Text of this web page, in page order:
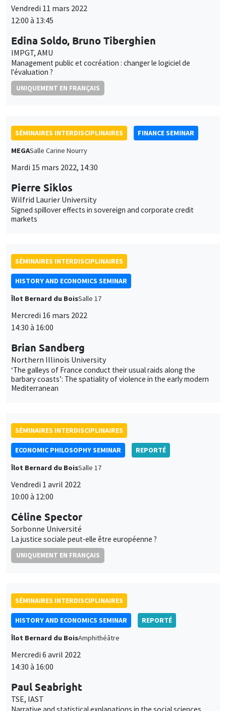
Vendredi 11 mars 2022
12:00 à 13:45
Edina Soldo, Bruno Tiberghien
IMPGT, AMU
Management public et cocréation : changer le logiciel de
l'évaluation ?
UNIQUEMENT EN FRANÇAIS
SÉMINAIRES INTERDISCIPLINAIRES
FINANCE SEMINAR
MEGASalle Carine Nourry
Mardi 15 mars 2022, 14:30
Pierre Siklos
Wilfrid Laurier University
Signed spillover effects in sovereign and corporate credit
markets
SÉMINAIRES INTERDISCIPLINAIRES
HISTORY AND ECONOMICS SEMINAR
Îlot Bernard du BoisSalle 17
Mercredi 16 mars 2022
14:30 à 16:00
Brian Sandberg
Northern Illinois University
‘The galleys of France conduct their usual raids along the
barbary coasts’: The spatiality of violence in the early modern
Mediterranean
SÉMINAIRES INTERDISCIPLINAIRES
ECONOMIC PHILOSOPHY SEMINAR
REPORTÉ
Îlot Bernard du BoisSalle 17
Vendredi 1 avril 2022
10:00 à 12:00
Céline Spector
Sorbonne Université
La justice sociale peut-elle être européenne ?
UNIQUEMENT EN FRANÇAIS
SÉMINAIRES INTERDISCIPLINAIRES
HISTORY AND ECONOMICS SEMINAR
REPORTÉ
Îlot Bernard du BoisAmphithéâtre
Mercredi 6 avril 2022
14:30 à 16:00
Paul Seabright
TSE, IAST